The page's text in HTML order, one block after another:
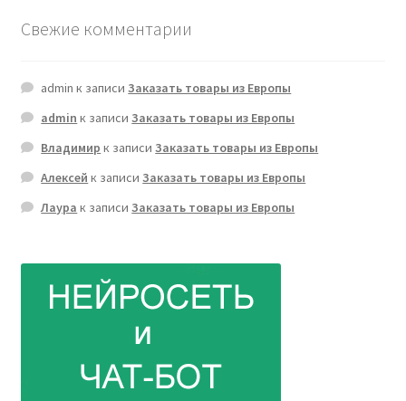
Свежие комментарии
admin к записиЗаказать товары из Европы
admin к записиЗаказать товары из Европы
Владимир к записиЗаказать товары из Европы
Алексей к записиЗаказать товары из Европы
Лаура к записиЗаказать товары из Европы